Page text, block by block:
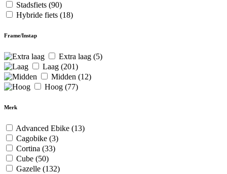
Stadsfiets (90)
Hybride fiets (18)
Frame/Instap
Extra laag (5)
Laag (201)
Midden (12)
Hoog (77)
Merk
Advanced Ebike (13)
Cagobike (3)
Cortina (33)
Cube (50)
Gazelle (132)